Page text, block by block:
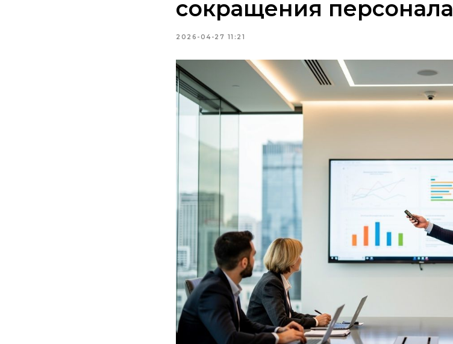
сокращения персонала
2026-04-27 11:21